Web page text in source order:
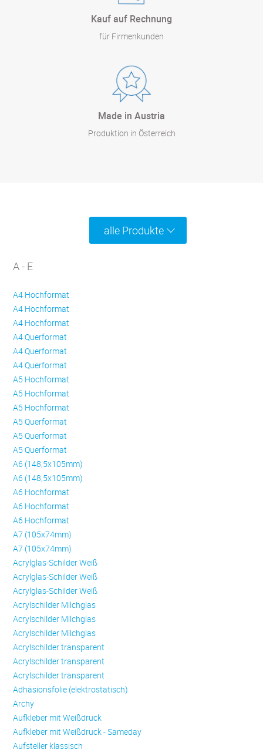
Kauf auf Rechnung
für Firmenkunden
Made in Austria
Produktion in Österreich
alle Produkte
A - E
A4 Hochformat
A4 Hochformat
A4 Hochformat
A4 Querformat
A4 Querformat
A4 Querformat
A5 Hochformat
A5 Hochformat
A5 Hochformat
A5 Querformat
A5 Querformat
A5 Querformat
A6 (148,5x105mm)
A6 (148,5x105mm)
A6 Hochformat
A6 Hochformat
A6 Hochformat
A7 (105x74mm)
A7 (105x74mm)
Acrylglas-Schilder Weiß
Acrylglas-Schilder Weiß
Acrylglas-Schilder Weiß
Acrylschilder Milchglas
Acrylschilder Milchglas
Acrylschilder Milchglas
Acrylschilder transparent
Acrylschilder transparent
Acrylschilder transparent
Adhäsionsfolie (elektrostatisch)
Archy
Aufkleber mit Weißdruck
Aufkleber mit Weißdruck - Sameday
Aufsteller klassisch